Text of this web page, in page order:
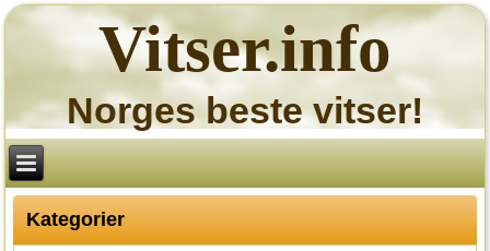
Vitser.info
Norges beste vitser!
Kategorier